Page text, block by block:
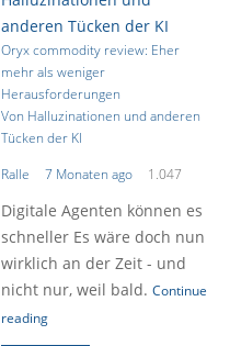
Oryx commodity review: Eher
mehr als weniger
Herausforderungen
Von Halluzinationen und anderen
Tücken der KI
Ralle
7 Monaten ago 1.047
Digitale Agenten können es
schneller Es wäre doch nun
wirklich an der Zeit - und
nicht nur, weil bald. Continue
reading